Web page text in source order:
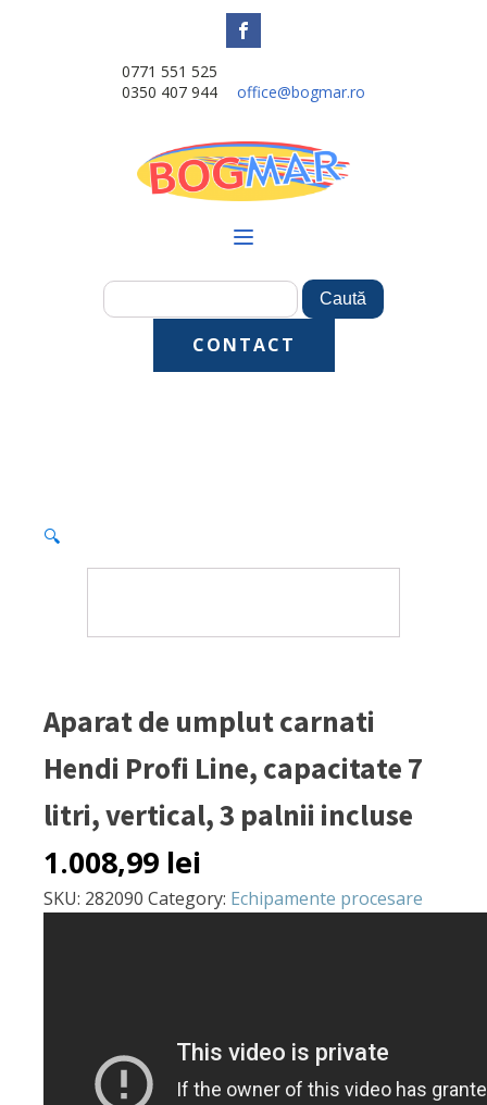
0771 551 525
0350 407 944
office@bogmar.ro
CONTACT
🔍
Aparat de umplut carnati
Hendi Profi Line, capacitate 7
litri, vertical, 3 palnii incluse
1.008,99 lei
SKU: 282090 Category: Echipamente procesare